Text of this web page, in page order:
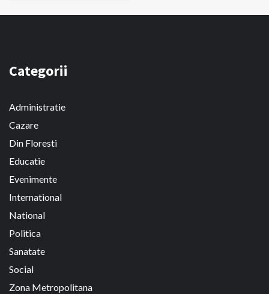
Categorii
Administratie
Cazare
Din Floresti
Educatie
Evenimente
International
National
Politica
Sanatate
Social
Zona Metropolitana